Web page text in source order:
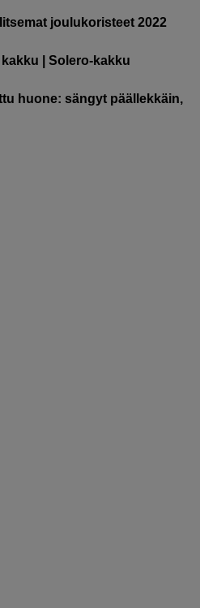
joulukoristeet 2022
| Solero-kakku
huone: sängyt päällekkäin,